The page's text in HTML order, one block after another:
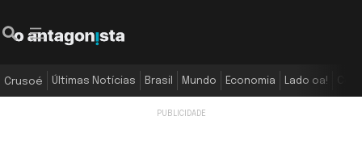
Crusoé Últimas Notícias Brasil Mundo Economia Lado oa!